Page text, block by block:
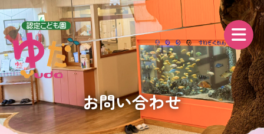
お問い合わせ